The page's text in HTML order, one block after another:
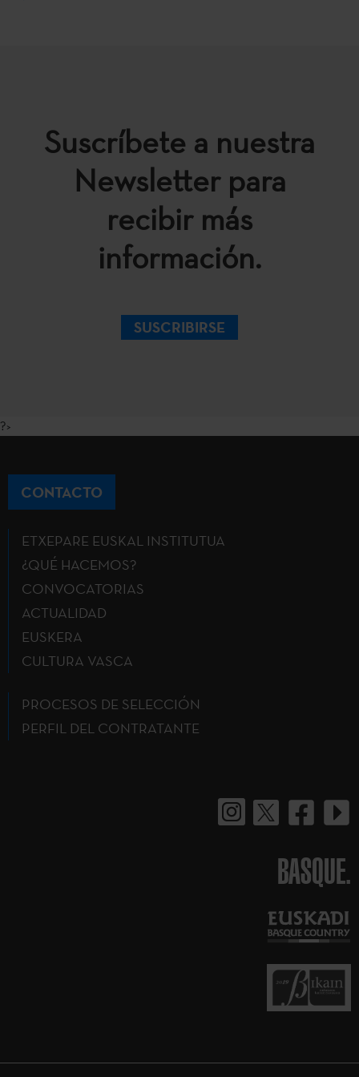
Suscríbete a nuestra
Newsletter para
recibir más
información.
SUSCRIBIRSE
?>
CONTACTO
ETXEPARE EUSKAL INSTITUTUA
¿QUÉ HACEMOS?
CONVOCATORIAS
ACTUALIDAD
EUSKERA
CULTURA VASCA
PROCESOS DE SELECCIÓN
PERFIL DEL CONTRATANTE
BASQUE.